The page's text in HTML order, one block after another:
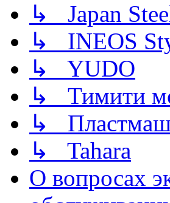
↳ Japan
↳ INEOS
↳ YUDO
↳ Тимити
↳
↳ Tahara
О вопросах